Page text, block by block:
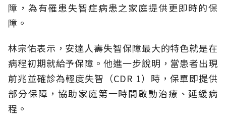
障，為有罹患失智症病患之家庭提供更即時的保
障。
林宗佑表示，安達人壽失智保障最大的特色就是在
病程初期就給予保障。他進一步說明，當患者出現
前兆並確診為輕度失智（CDR 1）時，保單即提供
部分保障，協助家庭第一時間啟動治療、延緩病
程。